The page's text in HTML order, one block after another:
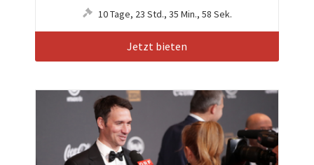
10Tage, 23 Std., 35 Min., 55 Sek.
Jetzt bieten